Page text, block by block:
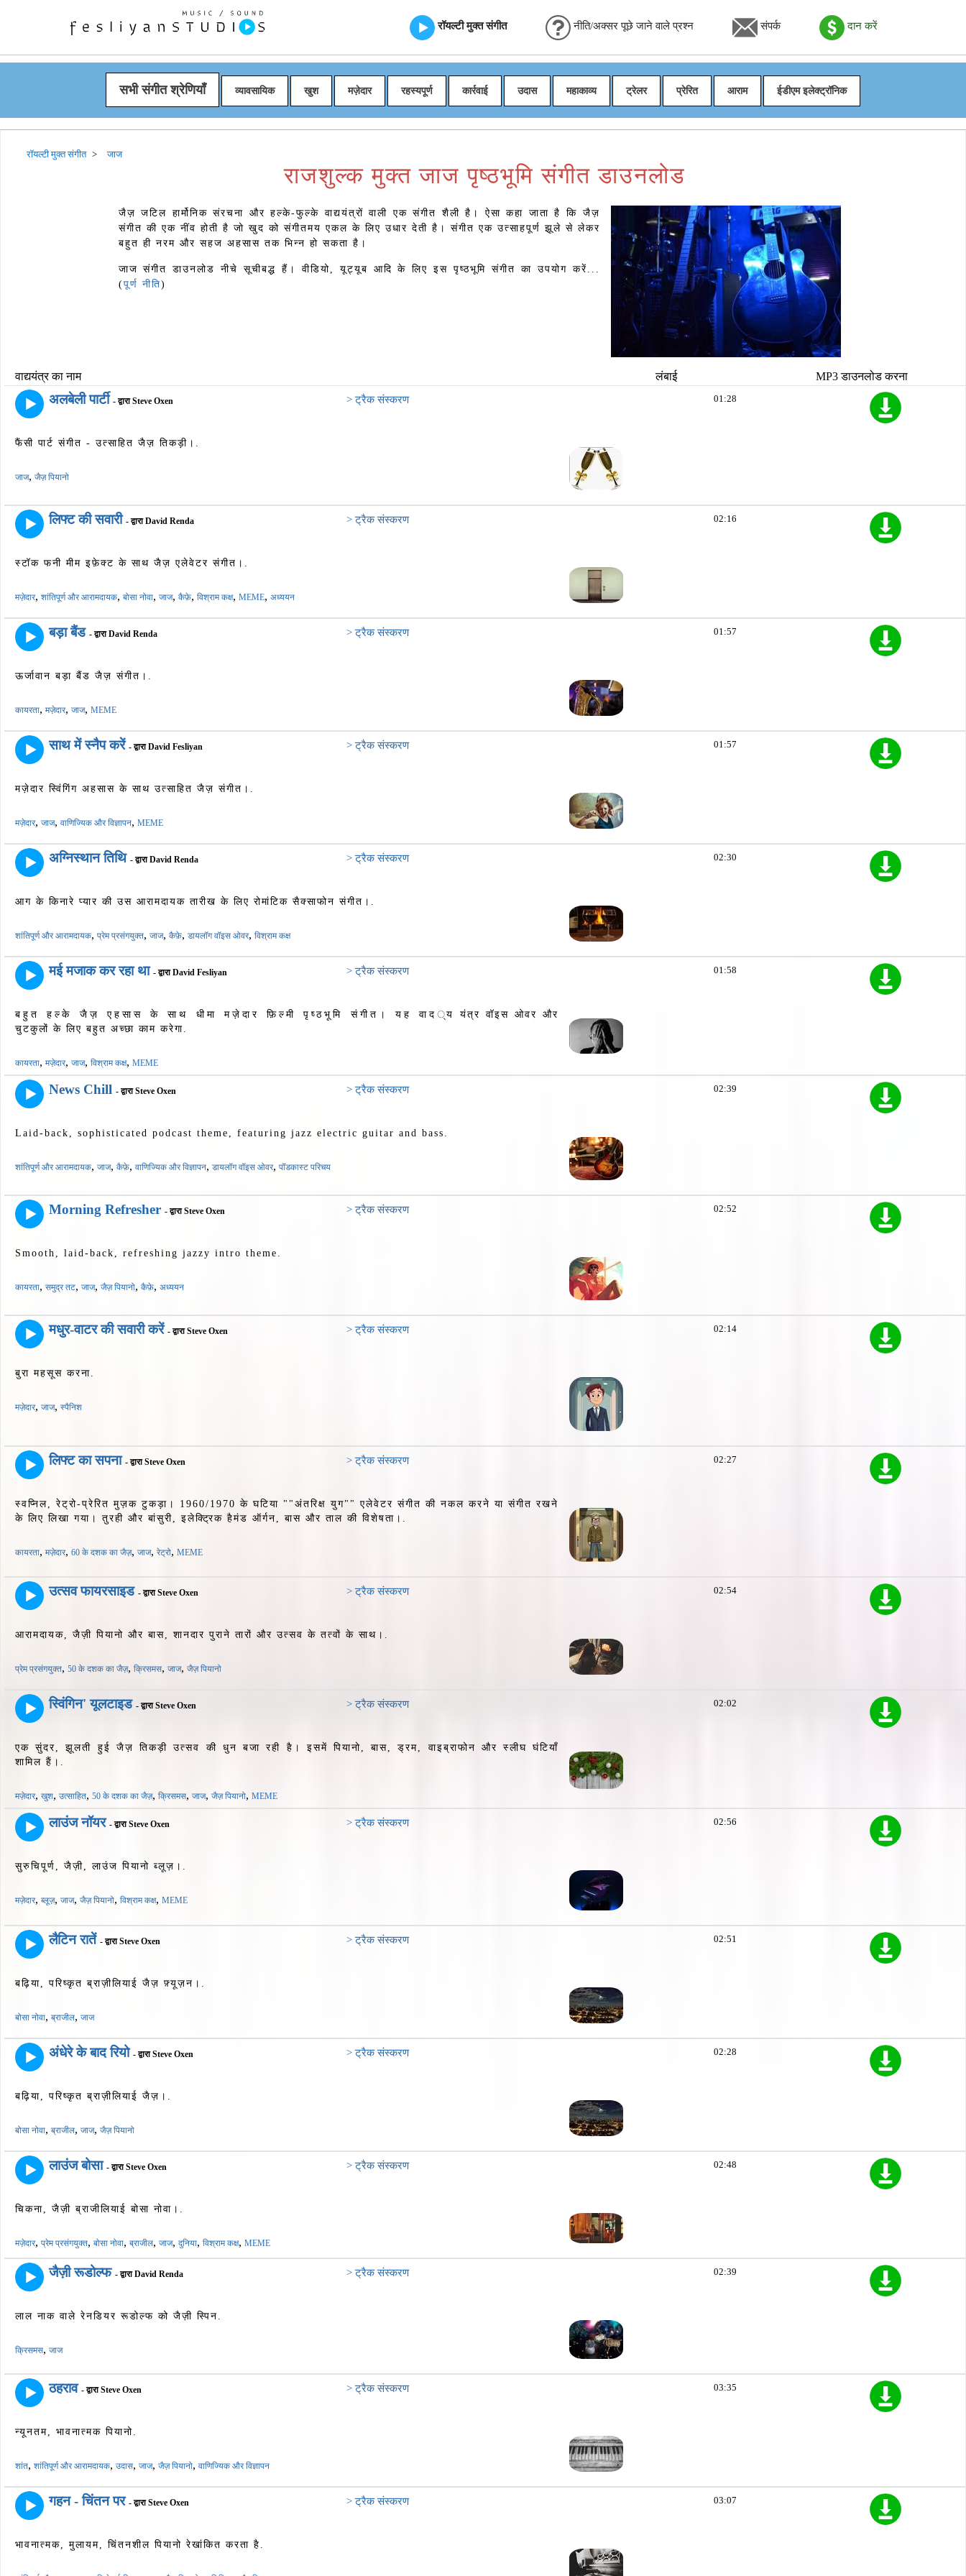
रॉयल्टी मुक्त संगीत नीति/अक्सर पूछे जाने वाले प्रश्न संपर्क दान करें
सभी संगीत श्रेणियाँ व्यावसायिक खुश मज़ेदार रहस्यपूर्ण कार्रवाई उदास महाकाव्य ट्रेलर प्रेरित आराम ईडीएम इलेक्ट्रॉनिक
रॉयल्टी मुक्त संगीत जाज
राजशुल्क मुक्त जाज पृष्ठभूमि संगीत डाउनलोड
जैज़ जटिल हार्मोनिक संरचना और हल्के-फुल्के वाद्ययंत्रों वाली एक संगीत शैली है। ऐसा कहा जाता है कि जैज़
संगीत की एक नींव होती है जो खुद को संगीतमय एकल के लिए उधार देती है। संगीत एक उत्साहपूर्ण झूले से लेकर
बहुत ही नरम और सहज अहसास तक भिन्न हो सकता है।
जाज संगीत डाउनलोड नीचे सूचीबद्ध हैं। वीडियो, यूट्यूब आदि के लिए इस पृष्ठभूमि संगीत का उपयोग करें...
(पूर्ण नीति)
वाद्ययंत्र का नाम लंबाई MP3 डाउनलोड करना
अलबेली पार्टी - द्वारा Steve Oxen > ट्रैक संस्करण
फैंसी पार्ट संगीत - उत्साहित जैज़ तिकड़ी।.
जाज, जैज़ पियानो
01:28
लिफ्ट की सवारी - द्वारा David Renda > ट्रैक संस्करण
स्टॉक फनी मीम इफ़ेक्ट के साथ जैज़ एलेवेटर संगीत।.
मज़ेदार, शांतिपूर्ण और आरामदायक, बोसा नोवा, जाज, कैफ़े, विश्राम कक्ष, MEME, अध्ययन
02:16
बड़ा बैंड - द्वारा David Renda > ट्रैक संस्करण
ऊर्जावान बड़ा बैंड जैज़ संगीत।.
कायरता, मज़ेदार, जाज, MEME
01:57
साथ में स्नैप करें - द्वारा David Fesliyan > ट्रैक संस्करण
मज़ेदार स्विंगिंग अहसास के साथ उत्साहित जैज़ संगीत।.
मज़ेदार, जाज, वाणिज्यिक और विज्ञापन, MEME
01:57
अग्निस्थान तिथि - द्वारा David Renda > ट्रैक संस्करण
आग के किनारे प्यार की उस आरामदायक तारीख के लिए रोमांटिक सैक्साफोन संगीत।.
शांतिपूर्ण और आरामदायक, प्रेम प्रसंगयुक्त, जाज, कैफ़े, डायलॉग वॉइस ओवर, विश्राम कक्ष
02:30
मई मजाक कर रहा था - द्वारा David Fesliyan > ट्रैक संस्करण
बहुत हल्के जैज़ एहसास के साथ धीमा मज़ेदार फ़िल्मी पृष्ठभूमि संगीत। यह वाद्य यंत्र वॉइस ओवर और
चुटकुलों के लिए बहुत अच्छा काम करेगा.
कायरता, मज़ेदार, जाज, विश्राम कक्ष, MEME
01:58
News Chill - द्वारा Steve Oxen > ट्रैक संस्करण
Laid-back, sophisticated podcast theme, featuring jazz electric guitar and bass.
शांतिपूर्ण और आरामदायक, जाज, कैफ़े, वाणिज्यिक और विज्ञापन, डायलॉग वॉइस ओवर, पॉडकास्ट परिचय
02:39
Morning Refresher - द्वारा Steve Oxen > ट्रैक संस्करण
Smooth, laid-back, refreshing jazzy intro theme.
कायरता, समुद्र तट, जाज, जैज़ पियानो, कैफ़े, अध्ययन
02:52
मधुर-वाटर की सवारी करें - द्वारा Steve Oxen > ट्रैक संस्करण
बुरा महसूस करना.
मज़ेदार, जाज, स्पैनिश
02:14
लिफ्ट का सपना - द्वारा Steve Oxen > ट्रैक संस्करण
स्वप्निल, रेट्रो-प्रेरित मुज़क टुकड़ा। 1960/1970 के घटिया ""अंतरिक्ष युग"" एलेवेटर संगीत की नकल करने या संगीत रखने
के लिए लिखा गया। तुरही और बांसुरी, इलेक्ट्रिक हैमंड ऑर्गन, बास और ताल की विशेषता।.
कायरता, मज़ेदार, 60 के दशक का जैज़, जाज, रेट्रो, MEME
02:27
उत्सव फायरसाइड - द्वारा Steve Oxen > ट्रैक संस्करण
आरामदायक, जैज़ी पियानो और बास, शानदार पुराने तारों और उत्सव के तत्वों के साथ।.
प्रेम प्रसंगयुक्त, 50 के दशक का जैज़, क्रिसमस, जाज, जैज़ पियानो
02:54
स्विंगिन' यूलटाइड - द्वारा Steve Oxen > ट्रैक संस्करण
एक सुंदर, झूलती हुई जैज़ तिकड़ी उत्सव की धुन बजा रही है। इसमें पियानो, बास, ड्रम, वाइब्राफोन और स्लीघ घंटियाँ
शामिल हैं।.
मज़ेदार, खुश, उत्साहित, 50 के दशक का जैज़, क्रिसमस, जाज, जैज़ पियानो, MEME
02:02
लाउंज नॉयर - द्वारा Steve Oxen > ट्रैक संस्करण
सुरुचिपूर्ण, जैज़ी, लाउंज पियानो ब्लूज़।.
मज़ेदार, ब्लूज़, जाज, जैज़ पियानो, विश्राम कक्ष, MEME
02:56
लैटिन रातें - द्वारा Steve Oxen > ट्रैक संस्करण
बढ़िया, परिष्कृत ब्राज़ीलियाई जैज़ फ़्यूज़न।.
बोसा नोवा, ब्राजील, जाज
02:51
अंधेरे के बाद रियो - द्वारा Steve Oxen > ट्रैक संस्करण
बढ़िया, परिष्कृत ब्राज़ीलियाई जैज़।.
बोसा नोवा, ब्राजील, जाज, जैज़ पियानो
02:28
लाउंज बोसा - द्वारा Steve Oxen > ट्रैक संस्करण
चिकना, जैज़ी ब्राजीलियाई बोसा नोवा।.
मज़ेदार, प्रेम प्रसंगयुक्त, बोसा नोवा, ब्राजील, जाज, दुनिया, विश्राम कक्ष, MEME
02:48
जैज़ी रूडोल्फ - द्वारा David Renda > ट्रैक संस्करण
लाल नाक वाले रेनडियर रूडोल्फ को जैज़ी स्पिन.
क्रिसमस, जाज
02:39
ठहराव - द्वारा Steve Oxen > ट्रैक संस्करण
न्यूनतम, भावनात्मक पियानो.
शांत, शांतिपूर्ण और आरामदायक, उदास, जाज, जैज़ पियानो, वाणिज्यिक और विज्ञापन
03:35
गहन - चिंतन पर - द्वारा Steve Oxen > ट्रैक संस्करण
भावनात्मक, मुलायम, चिंतनशील पियानो रेखांकित करता है.
03:07